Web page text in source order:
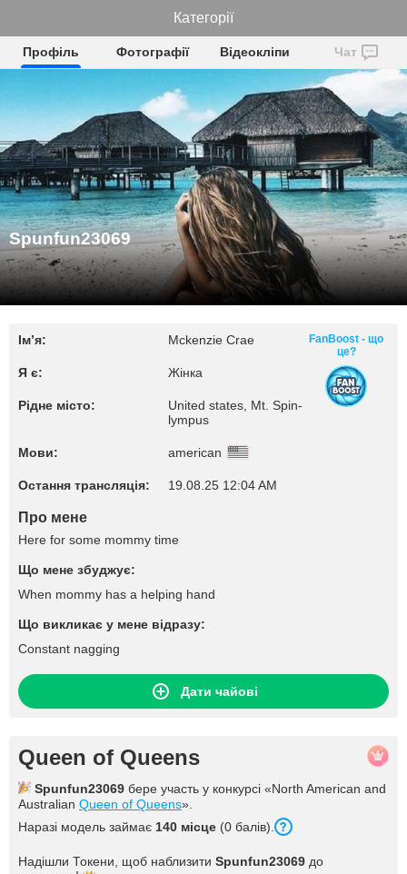
Spunfun23069
Профіль Фотографії Відеокліпи Чат
Spunfun23069
Ім’я: Mckenzie Crae
Я є: Жінка
Рідне місто:
United states, Mt. Spin-
lympus
Мови: american
Остання трансляція: 19.08.25 12:04 AM
FanBoost - що
це?
Про мене
Here for some mommy time
Що мене збуджує:
When mommy has a helping hand
Що викликає у мене відразу:
Constant nagging
Дати чайові
Queen of Queens
Spunfun23069 бере участь у конкурсі «North American and
Australian Queen of Queens».
Наразі модель займає 140 місце (0 балів).
Надішли Токени, щоб наблизити Spunfun23069 до
Категорії